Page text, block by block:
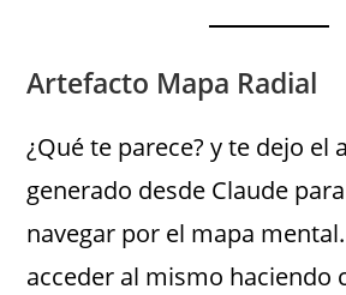
Artefacto Mapa Radial
¿Qué te parece? y te dejo el
generado desde Claude
navegar por el mapa
acceder al mismo haciendo